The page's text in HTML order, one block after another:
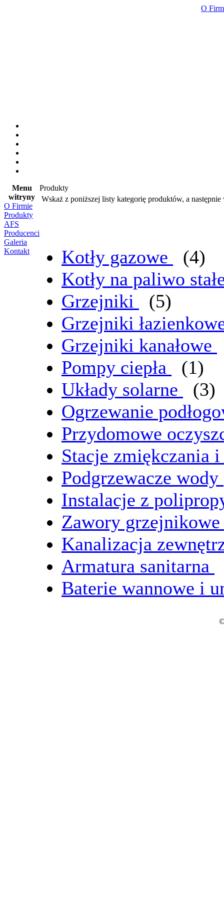
O
Menu
witryny
O Firmie
Produkty
AFS
Producenci
Galeria
Kontakt
Produkty
Wskaż z poniższej listy kategorię produktów, a
Kotły gazowe
(4)
Kotły na paliwo
Grzejniki
(5)
Grzejniki
Grzejniki kanałowe
Pompy ciepła
(1)
Układy solarne
(3)
Ogrzewanie
Przydomowe
Stacje zmiękczania
Podgrzewacze wody
Instalacje z
Zawory
Kanalizacja
Armatura sanitarna
Baterie wannowe i